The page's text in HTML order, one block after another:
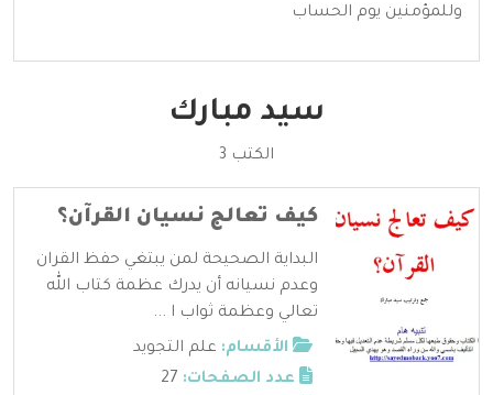
وللمؤمنين يوم الحساب
سيد مبارك
الكتب 3
كيف تعالج نسيان القرآن؟
البداية الصحيحة لمن يبتغي حفظ القران
وعدم نسيانه أن يدرك عظمة كتاب الله
تعالي وعظمة ثواب ا ...
الأقسام: علم التجويد
عدد الصفحات: